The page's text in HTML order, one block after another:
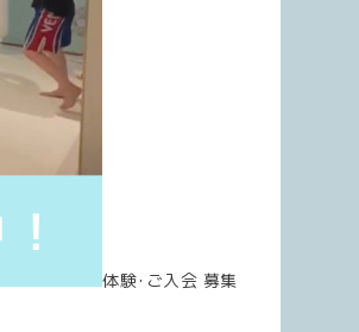
体験･ご入会 募集